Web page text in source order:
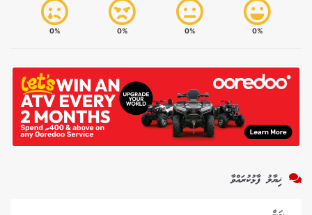
0%
0%
0%
0%
ޚިޔާލު ފާޅުކުރައްވާ